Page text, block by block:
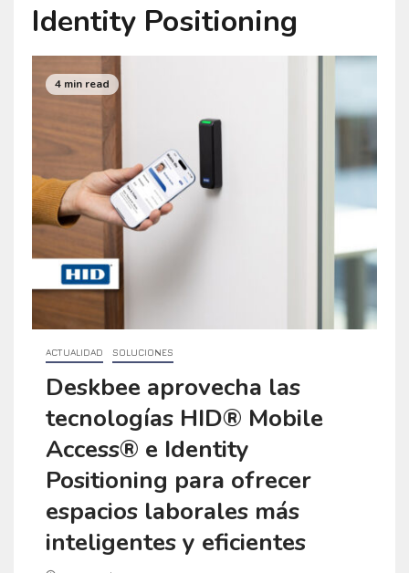
Identity Positioning
4 min read
ACTUALIDAD SOLUCIONES
Deskbee aprovecha las
tecnologías HID® Mobile
Access® e Identity
Positioning para ofrecer
espacios laborales más
inteligentes y eficientes